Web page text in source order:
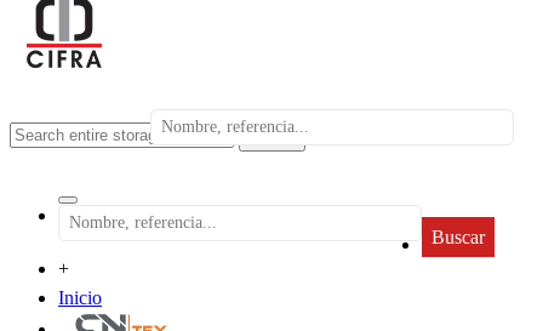
search
Buscar
+
Inicio